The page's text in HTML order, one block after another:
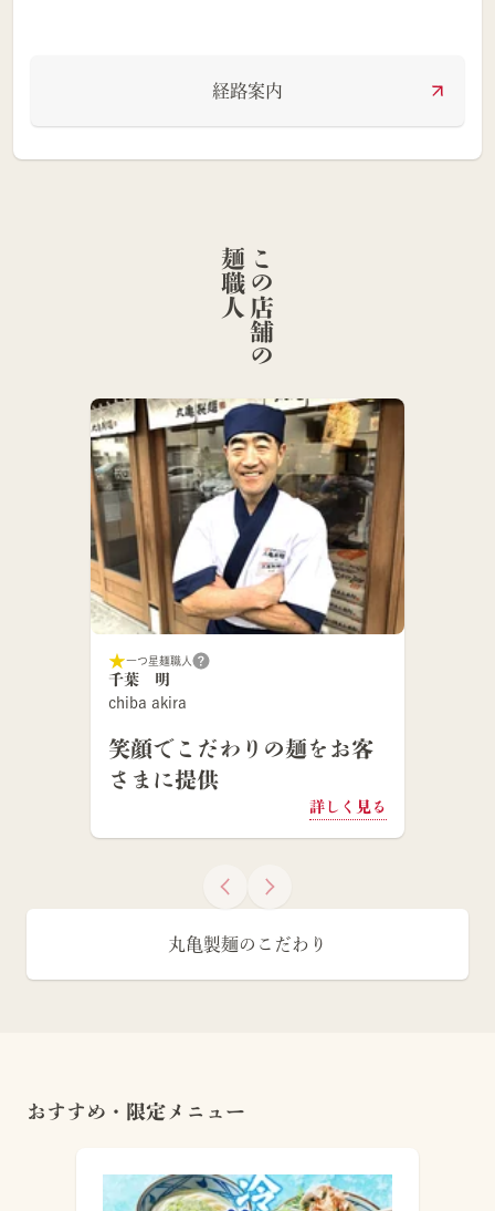
経路案内
こ
の
店
舗
の
麺
職
人
一つ星麺職人
千葉 明
chiba akira
笑顔でこだわりの麺をお客
さまに提供
詳しく見る
丸亀製麺のこだわり
おすすめ・限定メニュー